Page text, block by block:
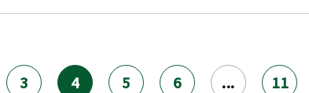
3 4 5 6 ... 11